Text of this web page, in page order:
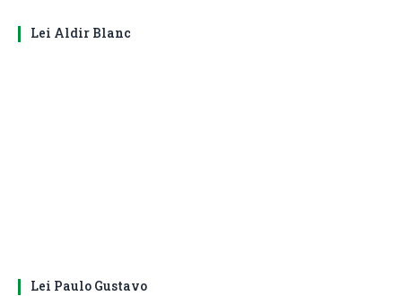
Lei Aldir Blanc
Lei Paulo Gustavo